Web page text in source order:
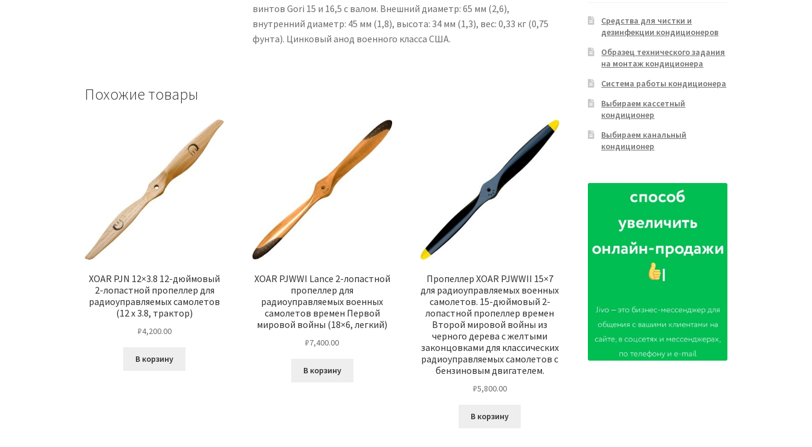
винтов Gori 15 и 16,5 с валом. Внешний диаметр: 65 мм (2,6),
внутренний диаметр: 45 мм (1,8), высота: 34 мм (1,3), вес: 0,33 кг (0,75
фунта). Цинковый анод военного класса США.
Похожие товары
XOAR PJN 12×3.8 12-дюймовый
2-лопастной пропеллер для
радиоуправляемых самолетов
(12 x 3.8, трактор)
₽4,200.00
В корзину
XOAR PJWWI Lance 2-лопастной
пропеллер для
радиоуправляемых военных
самолетов времен Первой
мировой войны (18×6, легкий)
₽7,400.00
В корзину
Пропеллер XOAR PJWWII 15×7
для радиоуправляемых военных
самолетов. 15-дюймовый 2-
лопастной пропеллер времен
Второй мировой войны из
черного дерева с желтыми
законцовками для классических
радиоуправляемых самолетов с
бензиновым двигателем.
₽5,800.00
В корзину
Средства для чистки и
дезинфекции кондиционеров
Образец технического задания
на монтаж кондиционера
Система работы кондиционера
Выбираем кассетный
кондиционер
Выбираем канальный
кондиционер